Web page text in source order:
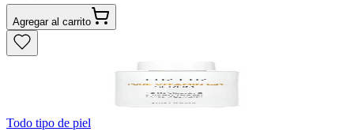
Agregar al carrito
Todo tipo de piel